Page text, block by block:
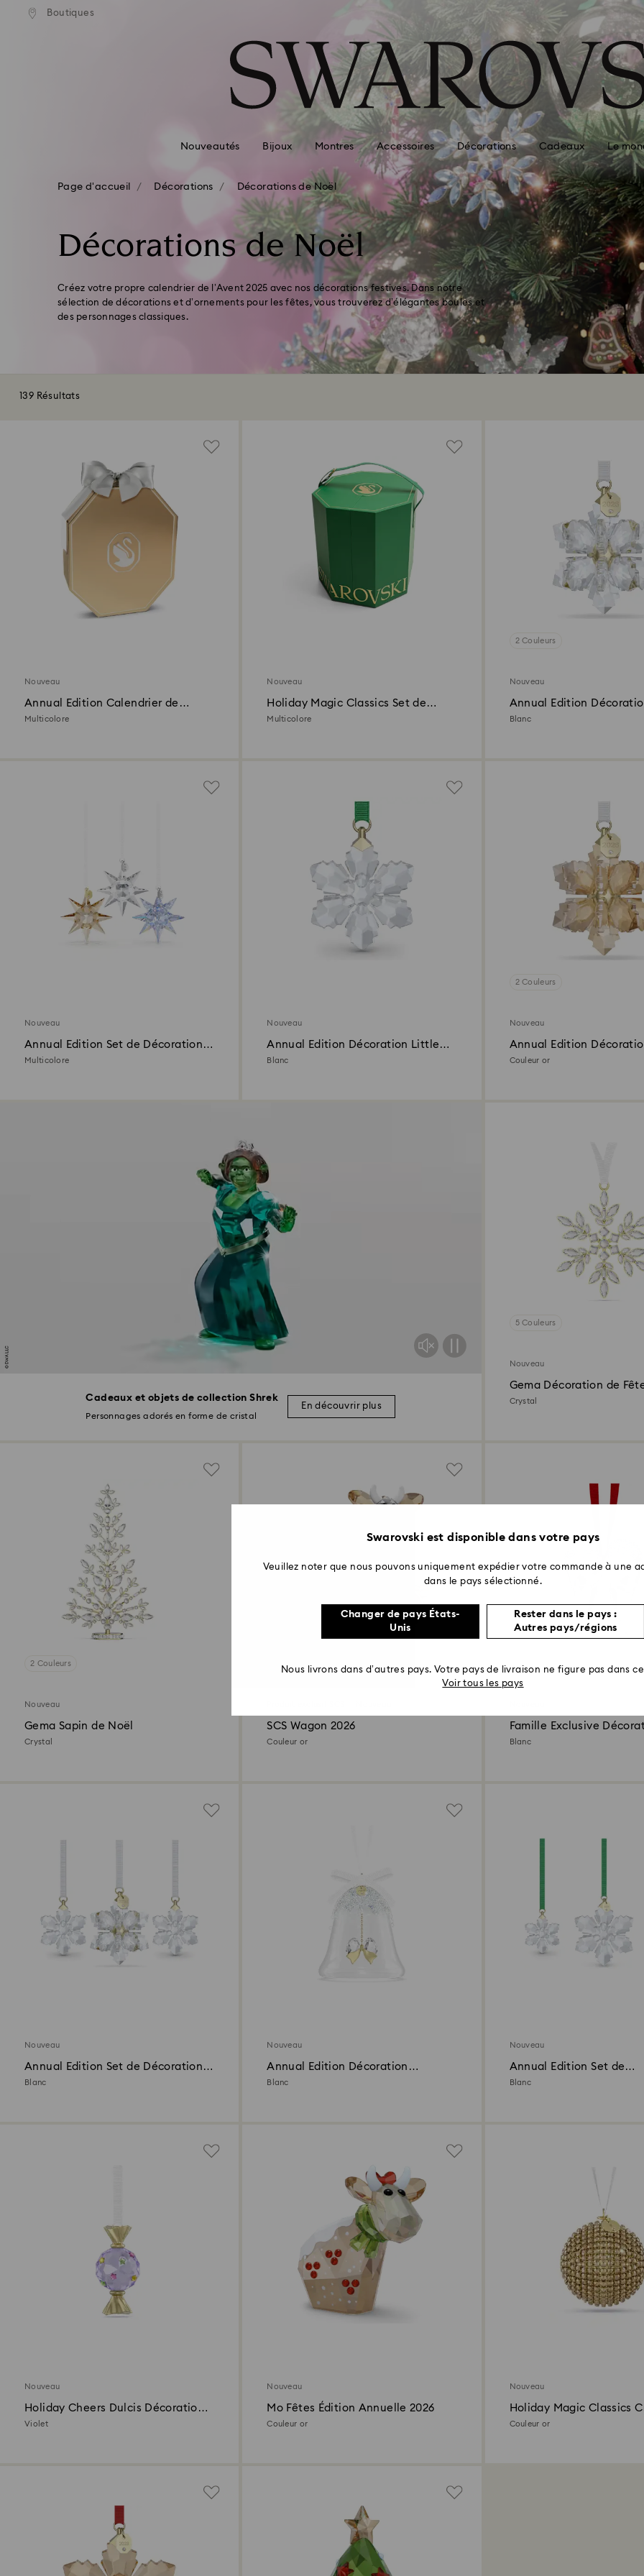
Accesskeys list
Boutiques
Nouveautés Bijoux Montres Accessoires Décorations Cadeaux Le
Page d'accueil Décorations Décorations de Noël
Décorations de Noël
Créez votre propre calendrier de l’Avent 2025 avec nos décorations festives. Dans notre
sélection de décorations et d’ornements pour les fêtes, vous trouverez d’élégantes boules et
des personnages classiques.
139 Résultats
Cadeaux et objets de collection Shrek
Personnages adorés en forme de cristal
En découvrir plus
Nouveau
Annual Edition Calendrier de
l’Avent 2026
Multicolore
Nouveau
Holiday Magic Classics Set de
Décorations Sapin
Multicolore
2 Couleurs
Nouveau
Annual Edition
Blanc
Nouveau
Annual Edition Set de Décorations
35e Anniversaire 2026
Multicolore
Nouveau
Annual Edition Décoration Little
Snowflake 2026
Blanc
2 Couleurs
Nouveau
Annual Edition
Festive 2026
Couleur or
5 Couleurs
Nouveau
Gema Décoration de
Crystal
2 Couleurs
Nouveau
Gema Sapin de Noël
Crystal
SCS Wagon 2026
Couleur or
Famille Exclusive
d’Ange
Blanc
Nouveau
Annual Edition Set de Décorations
3D 2026
Blanc
Nouveau
Annual Edition Décoration
Cloche 2026
Blanc
Nouveau
Annual Edition Set de
Décorations 2026
Blanc
Nouveau
Holiday Cheers Dulcis Décoration
Bonbon
Violet
Nouveau
Mo Fêtes Édition Annuelle 2026
Couleur or
Nouveau
Holiday Magic Classics
Mesh Décoration Boule
Couleur or
Swarovski est disponible dans votre pays
Veuillez noter que nous pouvons uniquement expédier votre commande à une
dans le pays sélectionné.
Changer de pays États-
Unis
Rester dans le pays :
Autres pays/régions
Nous livrons dans d’autres pays. Votre pays de livraison ne figure pas dans
Voir tous les pays